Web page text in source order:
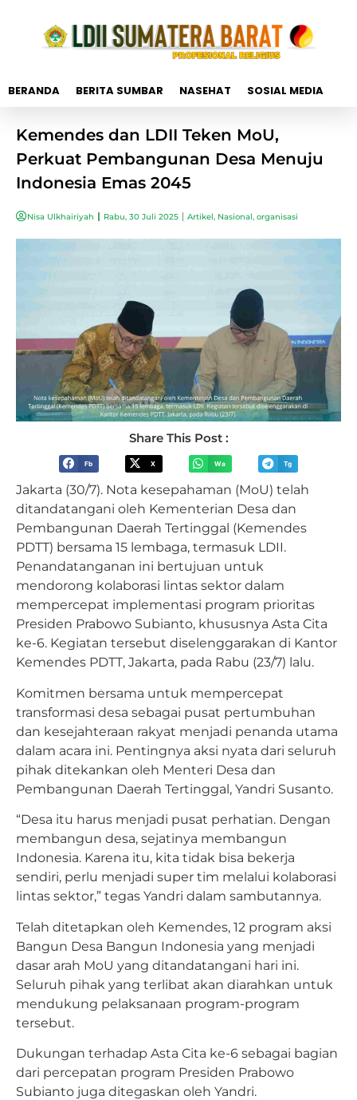
BERANDA BERITA SUMBAR NASEHAT SOSIAL MEDIA
Kemendes dan LDII Teken MoU,
Perkuat Pembangunan Desa Menuju
Indonesia Emas 2045
Nisa Ulkhairiyah Rabu, 30 Juli 2025 Artikel, Nasional, organisasi
Share This Post :
Fb X Wa Tg
Jakarta (30/7). Nota kesepahaman (MoU) telah
ditandatangani oleh Kementerian Desa dan
Pembangunan Daerah Tertinggal (Kemendes
PDTT) bersama 15 lembaga, termasuk LDII.
Penandatanganan ini bertujuan untuk
mendorong kolaborasi lintas sektor dalam
mempercepat implementasi program prioritas
Presiden Prabowo Subianto, khususnya Asta Cita
ke-6. Kegiatan tersebut diselenggarakan di Kantor
Kemendes PDTT, Jakarta, pada Rabu (23/7) lalu.
Komitmen bersama untuk mempercepat
transformasi desa sebagai pusat pertumbuhan
dan kesejahteraan rakyat menjadi penanda utama
dalam acara ini. Pentingnya aksi nyata dari seluruh
pihak ditekankan oleh Menteri Desa dan
Pembangunan Daerah Tertinggal, Yandri Susanto.
“Desa itu harus menjadi pusat perhatian. Dengan
membangun desa, sejatinya membangun
Indonesia. Karena itu, kita tidak bisa bekerja
sendiri, perlu menjadi super tim melalui kolaborasi
lintas sektor,” tegas Yandri dalam sambutannya.
Telah ditetapkan oleh Kemendes, 12 program aksi
Bangun Desa Bangun Indonesia yang menjadi
dasar arah MoU yang ditandatangani hari ini.
Seluruh pihak yang terlibat akan diarahkan untuk
mendukung pelaksanaan program-program
tersebut.
Dukungan terhadap Asta Cita ke-6 sebagai bagian
dari percepatan program Presiden Prabowo
Subianto juga ditegaskan oleh Yandri.